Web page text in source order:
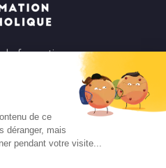
de ce
déranger, mais
pendant votre visite...
formation
spirituels
et paroisses